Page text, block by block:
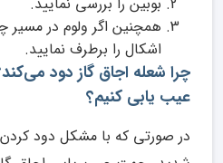
همچنین اگر ولوم در
اشکال را برطرف نمایید.
چرا شعله اجاق گاز دود
عیب یابی کنیم؟
در صورتی که با مشکل دود